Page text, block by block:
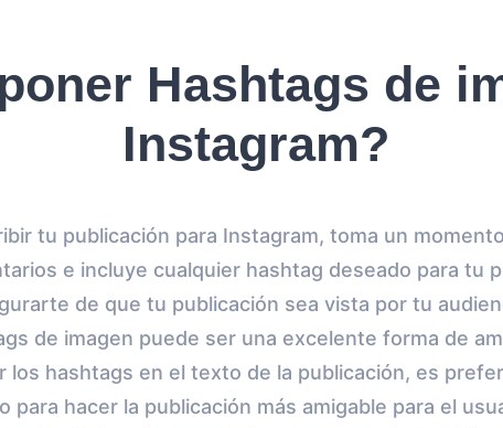
Hashtags de
Instagram?
tu publicación para Instagram, toma un
e incluye cualquier hashtag deseado para tu
de que tu publicación sea vista por tu
de imagen puede ser una excelente forma de
los hashtags en el texto de la publicación, es
para hacer la publicación más amigable para el